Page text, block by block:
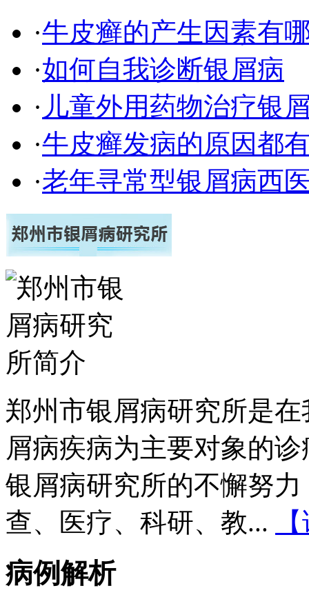
·牛皮癣的产生因素有
·如何自我诊断银屑病
· 儿童外用药物治疗银
·牛皮癣发病的原因都
·老年寻常型银屑病西
郑州市银屑病研究所是
屑病疾病为主要对象的
银屑病研究所的不懈努
查、医疗、科研、教...
病例解析